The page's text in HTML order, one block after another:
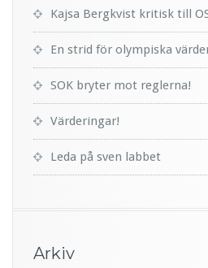
Kajsa Bergkvist kritisk till
En strid för olympiska
SOK bryter mot reglerna!
Värderingar!
Leda på sven labbet
Arkiv